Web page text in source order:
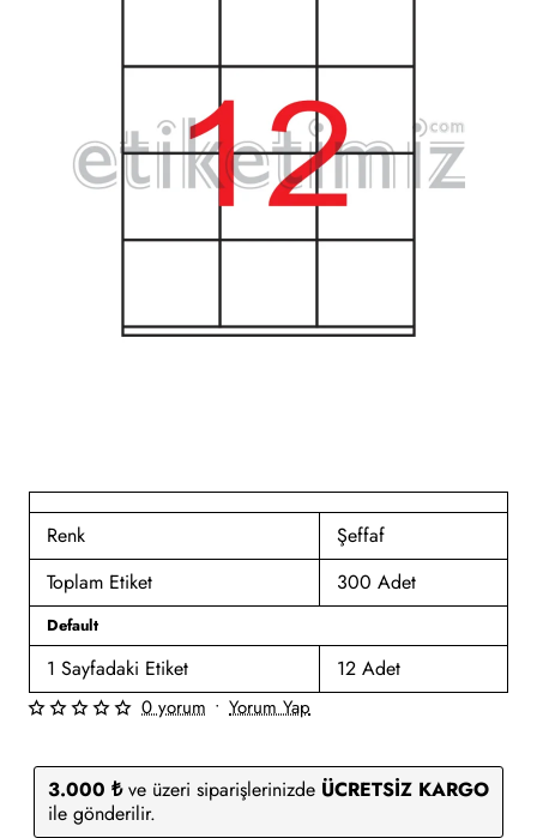
Renk
Şeffaf
Toplam Etiket
300 Adet
Default
1 Sayfadaki Etiket 12 Adet
3.000 ₺ve üzeri siparişlerinizde ÜCRETSİZ KARGO
ile gönderilir.
0 yorum • Yorum Yap